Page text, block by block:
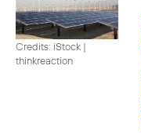
Credits: iStock |
thinkreaction